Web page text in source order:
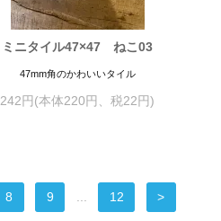
ミニタイル47×47 ねこ03
47mm角のかわいいタイル
242円(本体220円、税22円)
8 9 ... 12 >